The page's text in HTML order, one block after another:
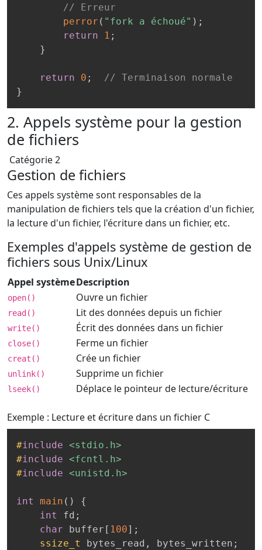
// Erreur
perror ( "fork a échoué" ) ;
return
1 ;
}
return 0 ;
// Terminaison normale
}
2. Appels système pour la gestion
de fichiers
Catégorie 2
Gestion de fichiers
Ces appels système sont responsables de la
manipulation de fichiers tels que la création d'un fichier,
la lecture d'un fichier, l'écriture dans un fichier, etc.
Exemples d'appels système de gestion de
fichiers sous Unix/Linux
Appel systèmeDescription
open() Ouvre un fichier
read() Lit des données depuis un fichier
write() Écrit des données dans un fichier
close() Ferme un fichier
creat() Crée un fichier
unlink() Supprime un fichier
lseek() Déplace le pointeur de lecture/écriture
Exemple : Lecture et écriture dans un fichier C
#include <stdio.h>
#include <fcntl.h>
#include <unistd.h>
int main ( )
{
int
fd ;
char buffer [ 100] ;
ssize_t
bytes_read , bytes_written ;